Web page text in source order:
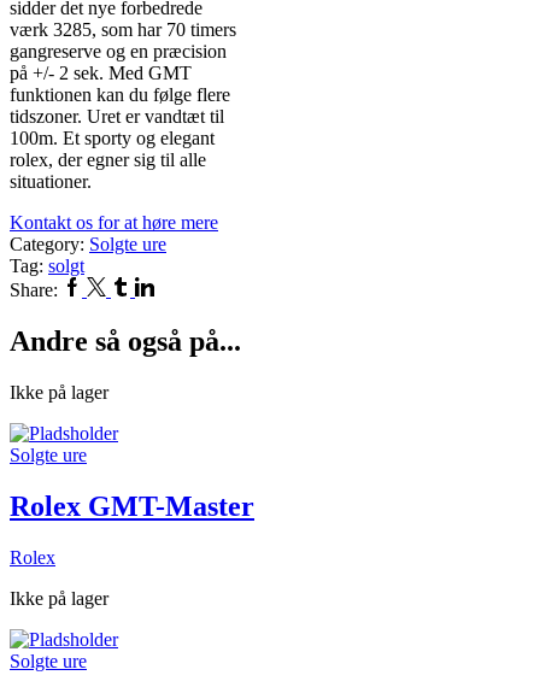
sidder det nye forbedrede
værk 3285, som har 70 timers
gangreserve og en præcision
på +/- 2 sek. Med GMT
funktionen kan du følge flere
tidszoner. Uret er vandtæt til
100m. Et sporty og elegant
rolex, der egner sig til alle
situationer.
Kontakt os for at høre mere
Category: Solgte ure
Tag: solgt
Share: Facebook
Twitter
TumblrLinkedin
Andre så også på...
Ikke på lager
Solgte ure
Rolex GMT-Master
Rolex
Ikke på lager
Solgte ure